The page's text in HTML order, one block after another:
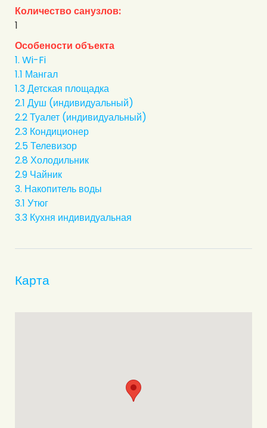
Количество санузлов:
1
Особености объекта
1. Wi-Fi
1.1 Мангал
1.3 Детская площадка
2.1 Душ (индивидуальный)
2.2 Туалет (индивидуальный)
2.3 Кондиционер
2.5 Телевизор
2.8 Холодильник
2.9 Чайник
3. Накопитель воды
3.1 Утюг
3.3 Кухня индивидуальная
Карта